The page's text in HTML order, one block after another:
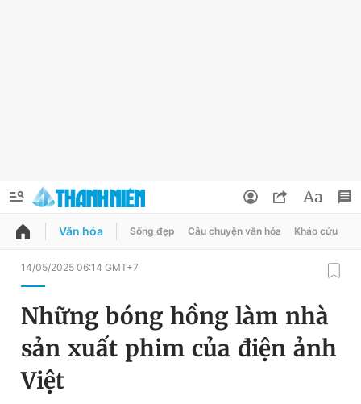
QUẢNG CÁO
Chuyên mục
Chuyên mục khác
Đổi mật khẩu
Tin đã lưu
Tin đã xem
Văn hóa Sống đẹp Câu chuyện văn hóa Khảo cứu
14/05/2025 06:14 GMT+7
Những bóng hồng làm nhà
sản xuất phim của điện ảnh
Việt